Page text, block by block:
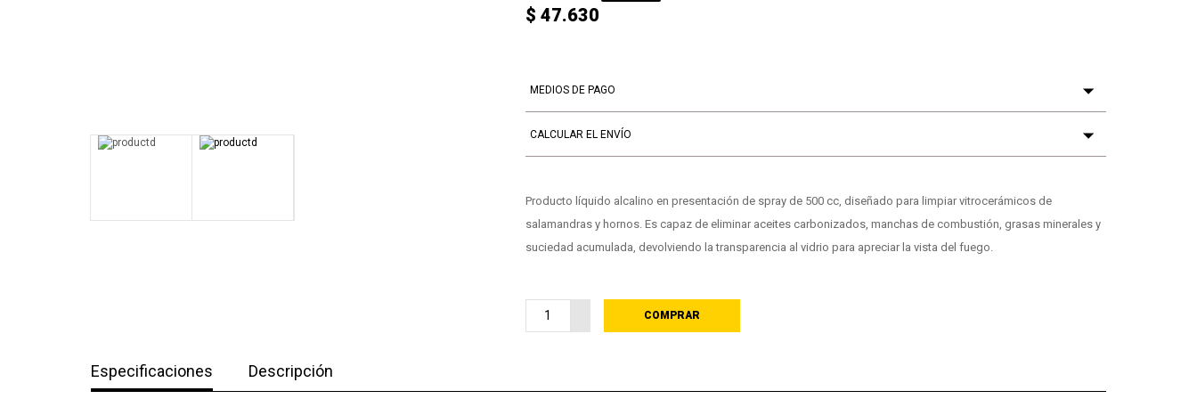
$ 47.630
MEDIOS DE PAGO
CALCULAR EL ENVÍO
Producto líquido alcalino en presentación de spray de 500 cc, diseñado para limpiar vitrocerámicos de
salamandras y hornos. Es capaz de eliminar aceites carbonizados, manchas de combustión, grasas minerales y
suciedad acumulada, devolviendo la transparencia al vidrio para apreciar la vista del fuego.
COMPRAR
Especificaciones Descripción